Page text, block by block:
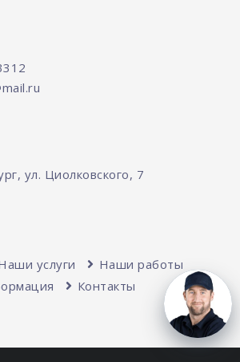
ул. Циолковского, 7
услуги
Наши работы
Контакты